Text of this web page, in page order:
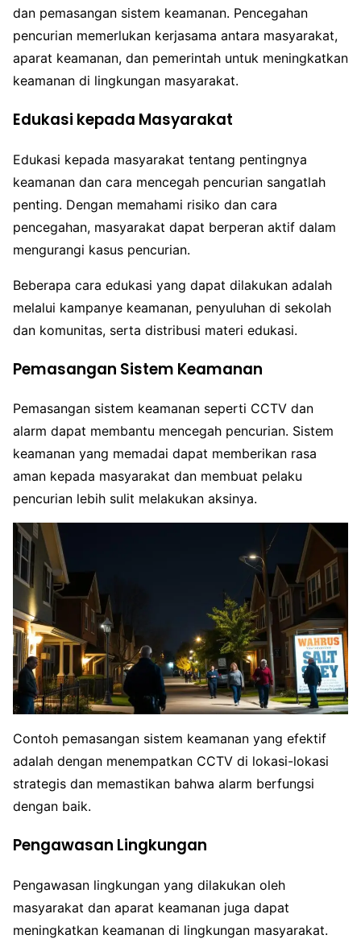
dan pemasangan sistem keamanan. Pencegahan
pencurian memerlukan kerjasama antara masyarakat,
aparat keamanan, dan pemerintah untuk meningkatkan
keamanan di lingkungan masyarakat.
Edukasi kepada Masyarakat
Edukasi kepada masyarakat tentang pentingnya
keamanan dan cara mencegah pencurian sangatlah
penting. Dengan memahami risiko dan cara
pencegahan, masyarakat dapat berperan aktif dalam
mengurangi kasus pencurian.
Beberapa cara edukasi yang dapat dilakukan adalah
melalui kampanye keamanan, penyuluhan di sekolah
dan komunitas, serta distribusi materi edukasi.
Pemasangan Sistem Keamanan
Pemasangan sistem keamanan seperti CCTV dan
alarm dapat membantu mencegah pencurian. Sistem
keamanan yang memadai dapat memberikan rasa
aman kepada masyarakat dan membuat pelaku
pencurian lebih sulit melakukan aksinya.
Contoh pemasangan sistem keamanan yang efektif
adalah dengan menempatkan CCTV di lokasi-lokasi
strategis dan memastikan bahwa alarm berfungsi
dengan baik.
Pengawasan Lingkungan
Pengawasan lingkungan yang dilakukan oleh
masyarakat dan aparat keamanan juga dapat
meningkatkan keamanan di lingkungan masyarakat.